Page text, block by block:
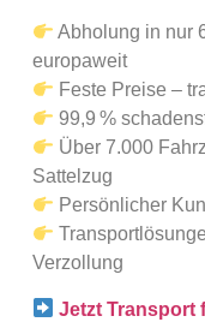
Abholung in nur
europaweit
Feste Preise –
99,9 %
Über 7.000
Sattelzug
Persönlicher
Verzollung
Jetzt Transport